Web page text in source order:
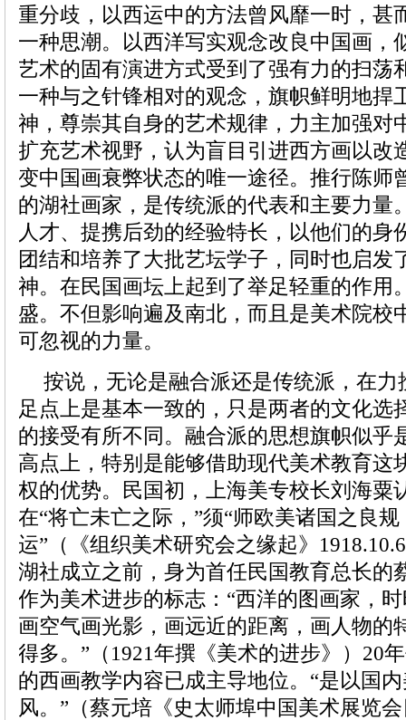
重分歧，以西运中的方法曾风靡一时，甚
一种思潮。以西洋写实观念改良中国画，
艺术的固有演进方式受到了强有力的扫荡
一种与之针锋相对的观念，旗帜鲜明地捍
神，尊崇其自身的艺术规律，力主加强对
扩充艺术视野，认为盲目引进西方画以改
变中国画衰弊状态的唯一途径。推行陈师
的湖社画家，是传统派的代表和主要力量
人才、提携后劲的经验特长，以他们的身
团结和培养了大批艺坛学子，同时也启发
神。在民国画坛上起到了举足轻重的作用
盛。不但影响遍及南北，而且是美术院校
可忽视的力量。
按说，无论是融合派还是传统派，在
足点上是基本一致的，只是两者的文化选
的接受有所不同。融合派的思想旗帜似乎
高点上，特别是能够借助现代美术教育这
权的优势。民国初，上海美专校长刘海粟
在“将亡未亡之际，”须“师欧美诸国之良
运”（《组织美术研究会之缘起》
湖社成立之前，身为首任民国教育总长的
作为美术进步的标志：“西洋的图画家，
画空气画光影，画远近的距离，画人物的
得多。”（1921年撰《美术的进步》）20
的西画教学内容已成主导地位。“是以国
风。”（蔡元培《史太师埠中国美术展览